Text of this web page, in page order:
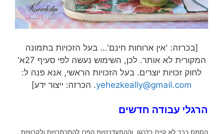
[בכרזה: 'אין ארוחות חינם'… בעל הזכויות בתמונה
המקורית לא אותר. לכן, השימוש נעשה לפי סעיף 27א'
לחוק זכויות יוצרים. בעל הזכויות הראשי, אנא פנה ל:
yehezkeally@gmail.com. הכרזה: ייצור ידע]
הרגלי עבודה חדשים
הסמס כבר לא קיים בז'רגון, וההתעדכנויות הפכו להתכתבויות ולקבוצות